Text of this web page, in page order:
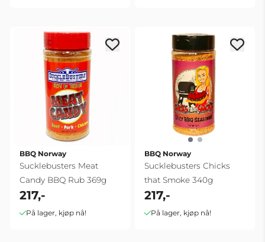
BBQ Norway
Sucklebusters Meat
Candy BBQ Rub 369g
217,-
På lager, kjøp nå!
BBQ Norway
Sucklebusters Chicks
that Smoke 340g
217,-
På lager, kjøp nå!